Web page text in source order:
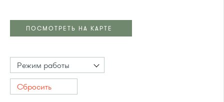
ПОСМОТРЕТЬ НА КАРТЕ
Режим работы
Сбросить